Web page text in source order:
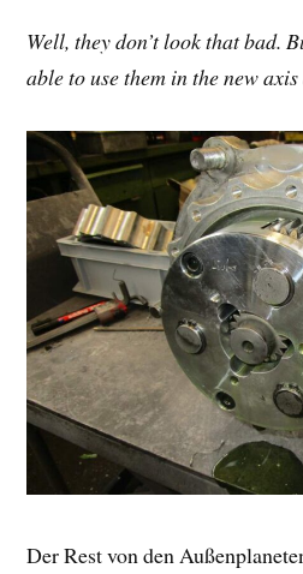
Well, they don’t look that bad.
able to use them in the new
Der Rest von den